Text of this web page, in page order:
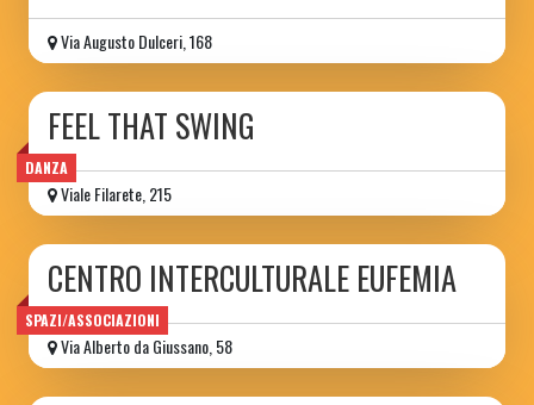
Via Augusto Dulceri, 168
DANZA
FEEL THAT SWING
Viale Filarete, 215
SPAZI/ASSOCIAZIONI
CENTRO INTERCULTURALE EUFEMIA
Via Alberto da Giussano, 58